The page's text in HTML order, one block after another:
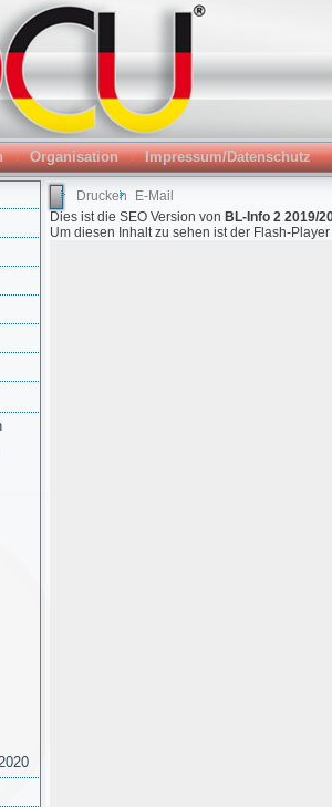
Organisation Impressum/Datenschutz
Drucken
E-Mail
Dies ist die SEO Version von BL-Info 2 2019/
Um diesen Inhalt zu sehen ist der Flash-